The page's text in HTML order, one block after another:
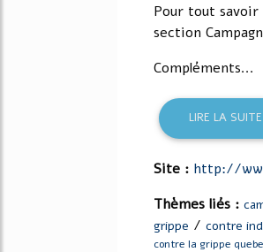
Pour tout savoir
section
Compléments...
LIRE LA SUITE
Site : http://
Thèmes liés :
grippe / contre
contre la grippe